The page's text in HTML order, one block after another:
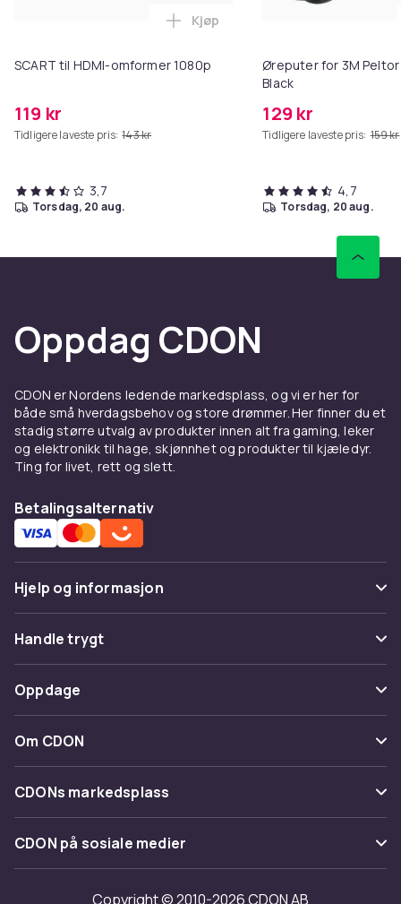
SCART til HDMI-omformer 1080p
119 kr
Tidligere laveste pris: 143 kr
Legg SCART til HDMI-omformer
Kjøp
3,7
torsdag, 20 aug.
Øreputer for 3M Peltor
Black
129 kr
Tidligere laveste pris: 159 kr
4,7
torsdag, 20 aug.
Oppdag CDON
CDON er Nordens ledende markedsplass, og vi er her for
både små hverdagsbehov og store drømmer. Her finner du et
stadig større utvalg av produkter innen alt fra gaming, leker
og elektronikk til hage, skjønnhet og produkter til kjæledyr.
Ting for livet, rett og slett.
Betalingsalternativ
Hjelp og informasjon
Vanlige spørsmål
Spor pakke
Angre & returner her
Kontakt oss
Handle trygt
Betaling
Levering
Tilbakekallinger
Oppdage
Kategorier
Varemerker
Om CDON
Om oss
Kundeanmeldelser
Jobbe på CDON
Investor relations
CDONs markedsplass
Merchant Help Center
CDON på sosiale medier
Copyright © 2010-2026 CDON AB